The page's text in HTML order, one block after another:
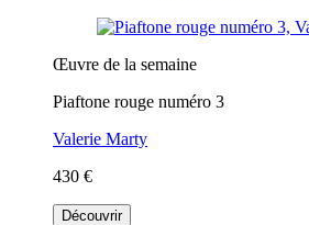
Œuvre de la semaine
Piaftone rouge numéro 3
Valerie Marty
430 €
Découvrir